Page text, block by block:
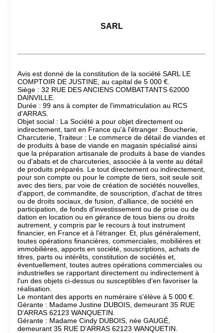
SARL
Avis est donné de la constitution de la société SARL LE
COMPTOIR DE JUSTINE, au capital de 5 000 €.
Siège : 32 RUE DES ANCIENS COMBATTANTS 62000
DAINVILLE.
Durée : 99 ans à compter de l'immatriculation au RCS
d'ARRAS.
Objet social : La Société a pour objet directement ou
indirectement, tant en France qu'à l'étranger : Boucherie,
Charcuterie, Traiteur : Le commerce de détail de viandes et
de produits à base de viande en magasin spécialisé ainsi
que la préparation artisanale de produits à base de viandes
ou d'abats et de charcuteries, associée à la vente au détail
de produits préparés. Le tout directement ou indirectement,
pour son compte ou pour le compte de tiers, soit seule soit
avec des tiers, par voie de création de sociétés nouvelles,
d'apport, de commandite, de souscription, d'achat de titres
ou de droits sociaux, de fusion, d'alliance, de société en
participation, de fonds d'investissement ou de prise ou de
dation en location ou en gérance de tous biens ou droits
autrement, y compris par le recours à tout instrument
financier, en France et à l'étranger. Et, plus généralement,
toutes opérations financières, commerciales, mobilières et
immobilières, apports en société, souscriptions, achats de
titres, parts ou intérêts, constitution de sociétés et,
éventuellement, toutes autres opérations commerciales ou
industrielles se rapportant directement ou indirectement à
l'un des objets ci-dessus ou susceptibles d'en favoriser la
réalisation.
Le montant des apports en numéraire s'élève à 5 000 €.
Gérante : Madame Justine DUBOIS, demeurant 35 RUE
D'ARRAS 62123 WANQUETIN.
Gérante : Madame Cindy DUBOIS, née GAUGÉ,
demeurant 35 RUE D'ARRAS 62123 WANQUETIN.